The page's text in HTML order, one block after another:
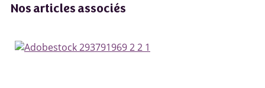
Nos articles associés